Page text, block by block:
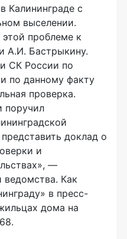
Калининграде с
выселении.
проблеме к
А.И. Бастрыкину.
СК России по
по данному факту
проверка.
поручил
доклад о
и
—
Как
в пресс-
дома на